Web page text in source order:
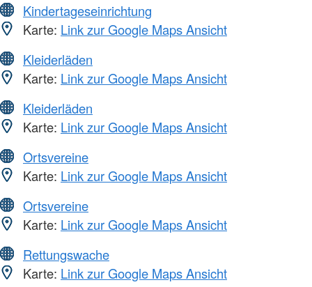
Kindertageseinrichtung
Karte: Link zur Google Maps Ansicht
Kleiderläden
Karte: Link zur Google Maps Ansicht
Kleiderläden
Karte: Link zur Google Maps Ansicht
Ortsvereine
Karte: Link zur Google Maps Ansicht
Ortsvereine
Karte: Link zur Google Maps Ansicht
Rettungswache
Karte: Link zur Google Maps Ansicht